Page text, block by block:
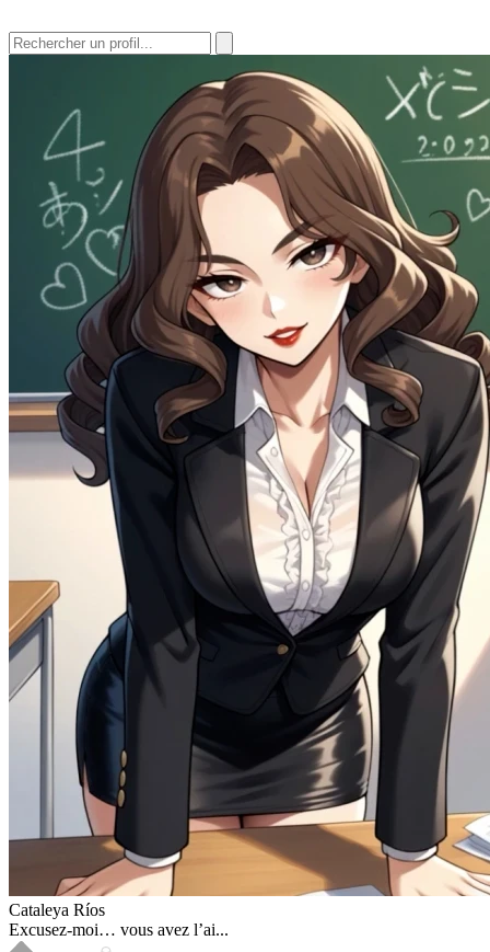
Cataleya Ríos
Excusez-moi… vous avez l’ai...